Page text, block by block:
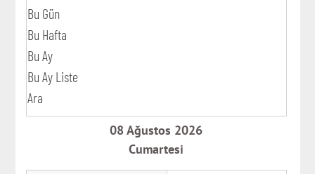
Bu Gün
Bu Hafta
Bu Ay
Bu Ay Liste
Ara
08 Ağustos 2026
Cumartesi